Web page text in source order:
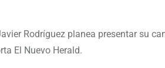
Rodríguez planea presentar su
El Nuevo Herald.